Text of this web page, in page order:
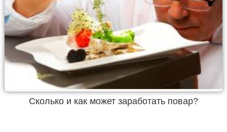
Сколько и как может заработать повар?